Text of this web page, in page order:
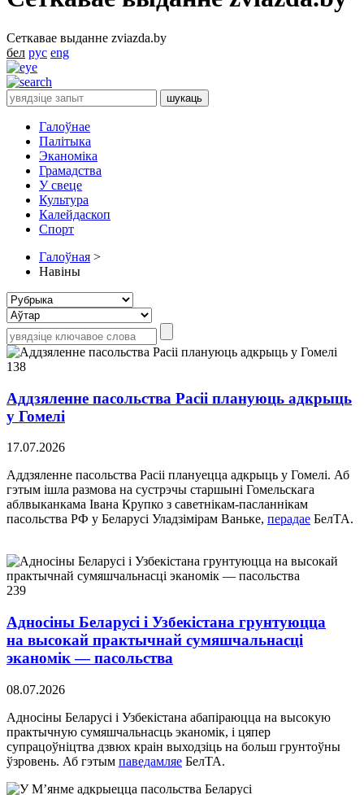
Сеткавае выданне zviazda.by
бел рус eng
Галоўнае
Палітыка
Эканоміка
Грамадства
У свеце
Культура
Калейдаскоп
Спорт
Галоўная >
Навіны
138
Аддзяленне пасольства Расіі плануюць адкрыць
у Гомелі
17.07.2026
Аддзяленне пасольства Расіі плануецца адкрыць у Гомелі. Аб
гэтым ішла размова на сустрэчы старшыні Гомельскага
аблвыканкама Івана Крупко з саветнікам-пасланнікам
пасольства РФ у Беларусі Уладзімірам Ваньке, перадае БелТА.
239
Адносіны Беларусі і Узбекістана грунтуюцца
на высокай практычнай сумяшчальнасці
эканомік — пасольства
08.07.2026
Адносіны Беларусі і Узбекістана абапіраюцца на высокую
практычную сумяшчальнасць эканомік, і цяпер
супрацоўніцтва дзвюх краін выходзіць на больш грунтоўны
ўзровень. Аб гэтым паведамляе БелТА.